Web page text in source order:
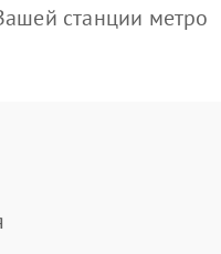
станции метро